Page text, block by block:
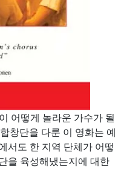
어떻게 놀라운 가수가 될
창단을 다룬 이 영화는 예
서도 한 지역 단체가 어떻
을 육성해냈는지에 대한